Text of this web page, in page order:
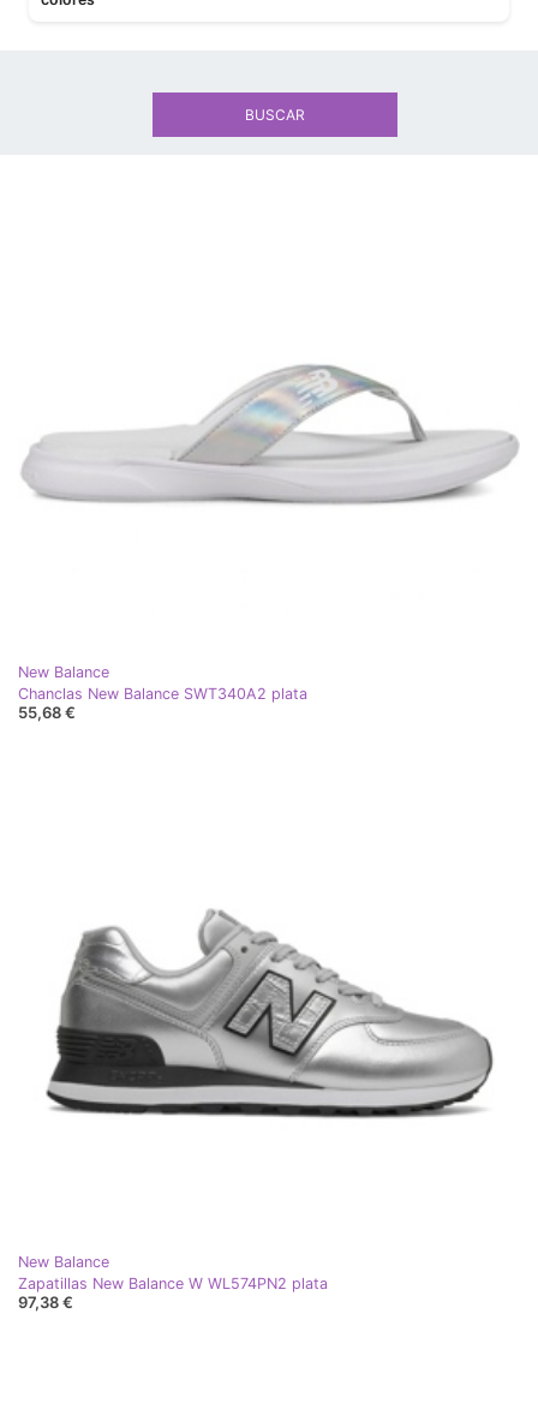
New Balance
Chanclas New Balance SWT340A2 plata
55,68 €
New Balance
Zapatillas New Balance W WL574PN2 plata
97,38 €
BUSCAR